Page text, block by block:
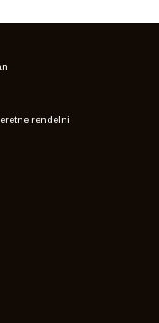
rendelni